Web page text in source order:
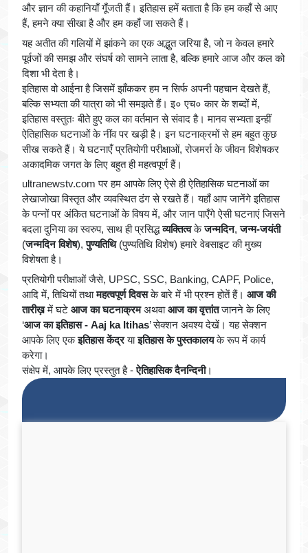
और ज्ञान की कहानियाँ गूँजती हैं। इतिहास हमें बताता है कि हम कहाँ से आए
हैं, हमने क्या सीखा है और हम कहाँ जा सकते हैं।
यह अतीत की गलियों में झांकने का एक अद्भुत जरिया है, जो न केवल हमारे
पूर्वजों की समझ और संघर्ष को सामने लाता है, बल्कि हमारे आज और कल को
दिशा भी देता है।
इतिहास वो आईना है जिसमें झाँककर हम न सिर्फ अपनी पहचान देखते हैं,
बल्कि सभ्यता की यात्रा को भी समझते हैं। इ० एच० कार के शब्दों में,
इतिहास वस्तुतः बीते हुए कल का वर्तमान से संवाद है। मानव सभ्यता इन्हीं
ऐतिहासिक घटनाओं के नींव पर खड़ी है। इन घटनाक्रमों से हम बहुत कुछ
सीख सकते हैं। ये घटनाएँ प्रतियोगी परीक्षाओं, रोजमर्रा के जीवन विशेषकर
अकादमिक जगत के लिए बहुत ही महत्वपूर्ण हैं।
ultranewstv.com पर हम आपके लिए ऐसे ही ऐतिहासिक घटनाओं का
लेखाजोखा विस्तृत और व्यवस्थित ढंग से रखते हैं। यहाँ आप जानेंगे इतिहास
के पन्नों पर अंकित घटनाओं के विषय में, और जान पाएँगे ऐसी घटनाएं जिसने
बदला दुनिया का स्वरुप, साथ ही प्रसिद्धव्यक्तित्वकेजन्मदिन,जन्म-जयंती
(जन्मदिन विशेष),पुण्यतिथि (पुण्यतिथि विशेष) हमारे वेबसाइट की मुख्य
विशेषता है।
प्रतियोगी परीक्षाओं जैसे, UPSC, SSC, Banking, CAPF, Police,
आदि में, तिथियों तथामहत्वपूर्ण दिवसके बारे में भी प्रश्न होतें हैं। आज की
तारीख़में घटे आज का घटनाक्रमअथवाआज का वृत्तांतजानने के लिए
‘आज का इतिहास - Aaj ka Itihas’ सेक्शन अवश्य देखें। यह सेक्शन
आपके लिए एकइतिहास केंद्रयाइतिहास के पुस्तकालयके रूप में कार्य
करेगा।
संक्षेप में, आपके लिए प्रस्तुत है -ऐतिहासिक दैनन्दिनी।